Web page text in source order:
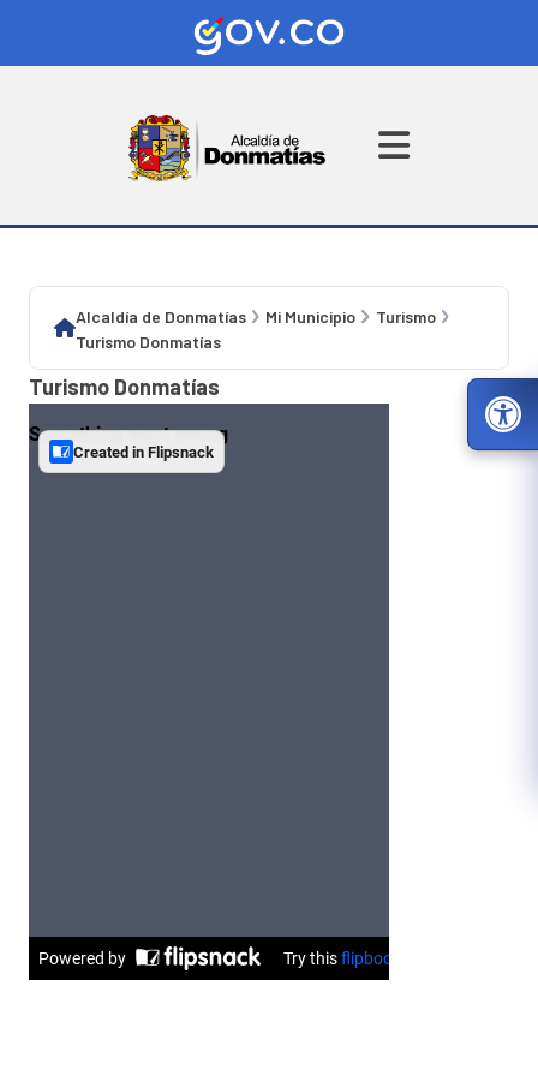
Alcaldía de Donmatías Mi Municipio
Turismo
Turismo Donmatías
Turismo Donmatías